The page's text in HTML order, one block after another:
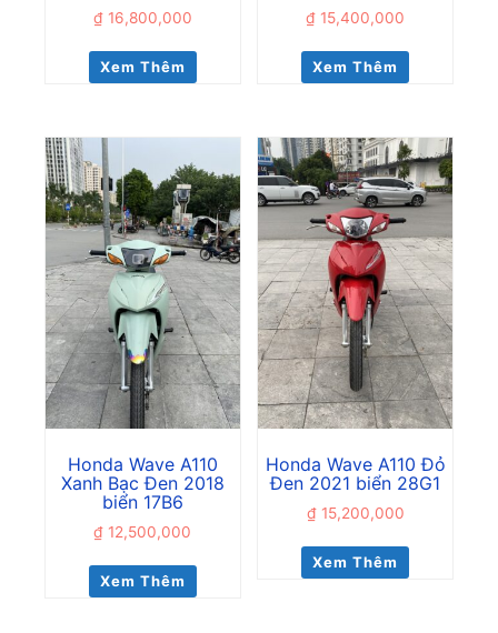
₫16,800,000
Xem Thêm
₫ 15,400,000
Xem Thêm
Honda Wave A110
Xanh Bạc Đen 2018
biển 17B6
₫ 12,500,000
Xem Thêm
Honda Wave A110 Đỏ
Đen 2021 biển 28G1
₫15,200,000
Xem Thêm